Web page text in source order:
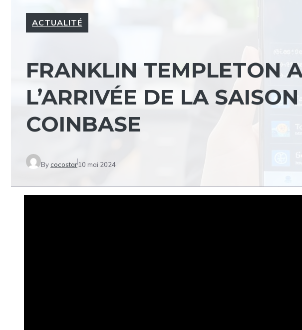
ACTUALITÉ
FRANKLIN TEMPLETON
L’ARRIVÉE DE LA
COINBASE
By cocostar10 mai 2024